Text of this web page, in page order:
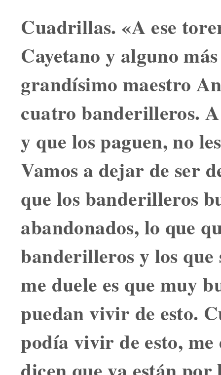
Cuadrillas. «A ese
Cayetano y alguno
grandísimo maestro
cuatro banderilleros.
y que los paguen, no
Vamos a dejar de ser
que los banderilleros
abandonados, lo que
banderilleros y los que
me duele es que muy
puedan vivir de esto.
podía vivir de esto,